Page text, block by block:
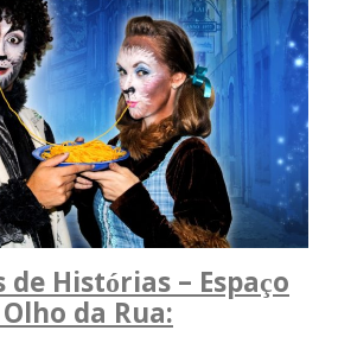
Histórias – Espaço
da Rua: